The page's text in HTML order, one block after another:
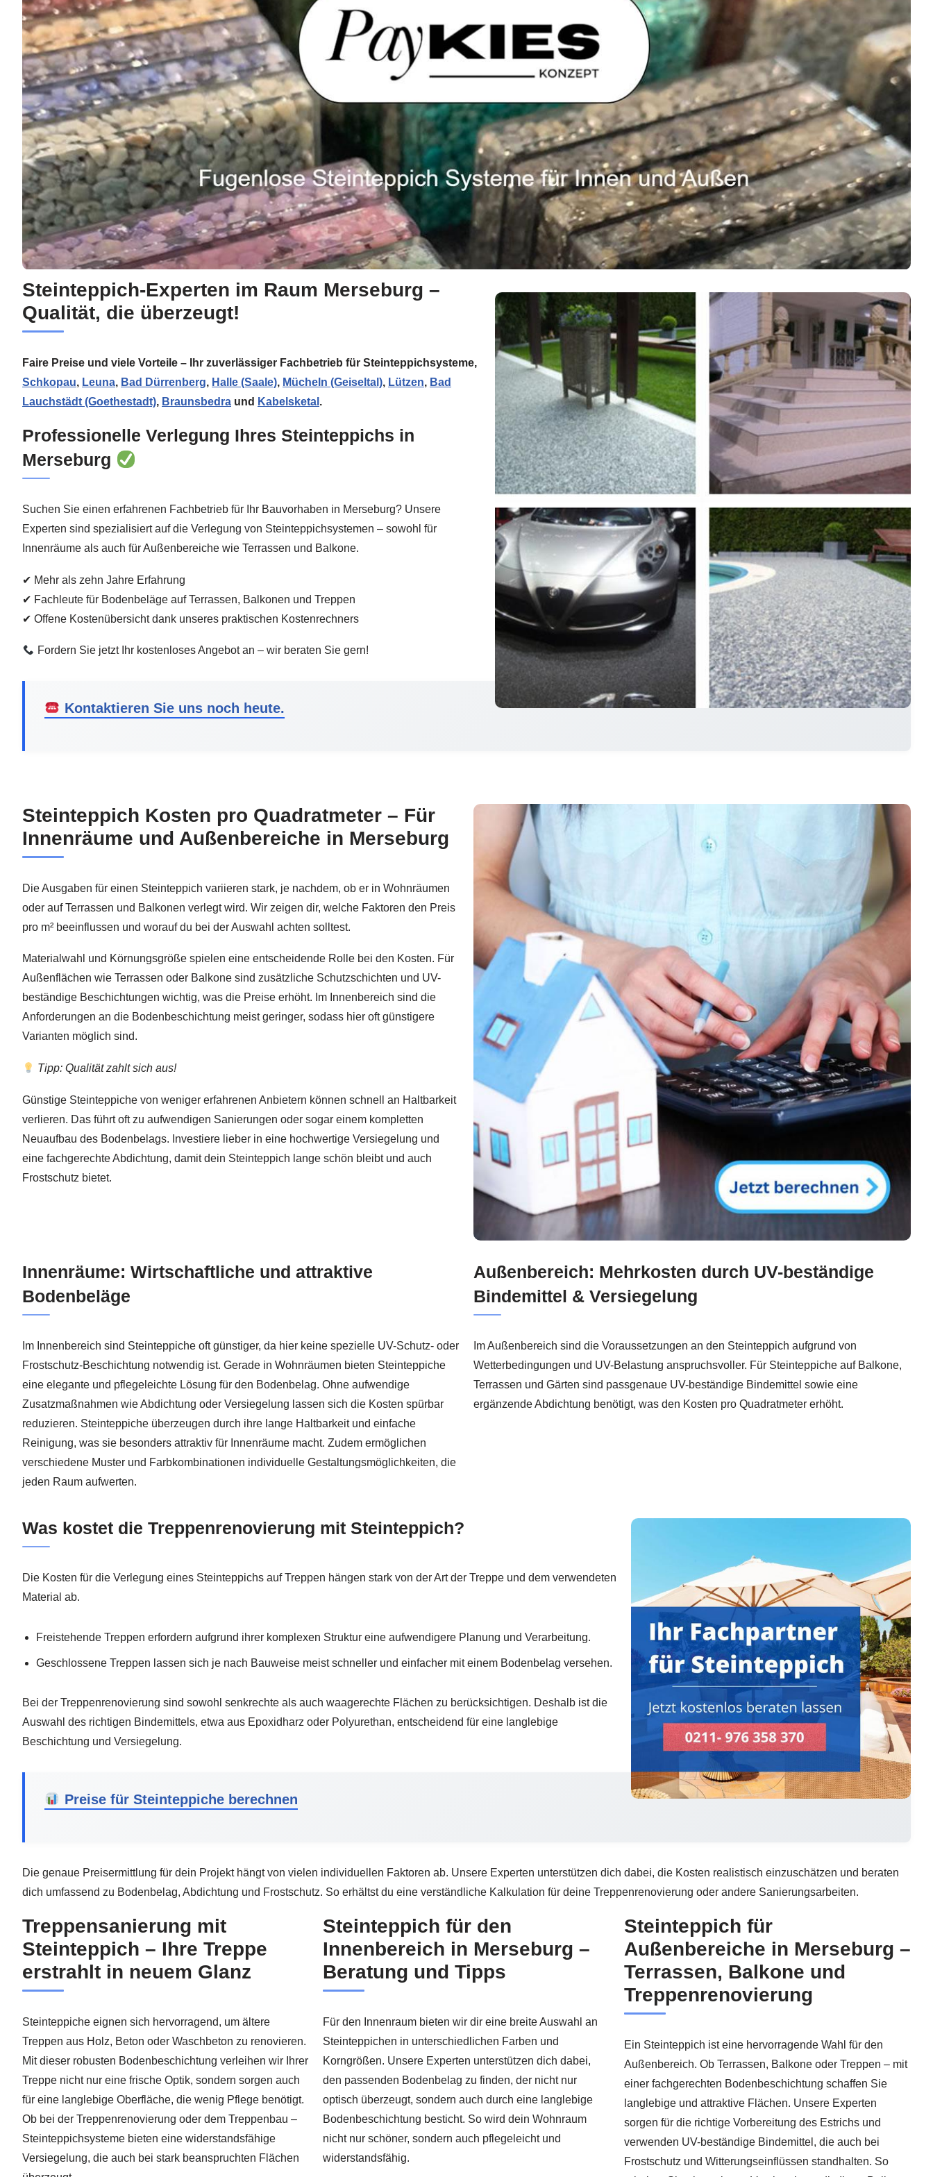
Steinteppich-Experten im Raum Merseburg –
Qualität, die überzeugt!
Faire Preise und viele Vorteile – Ihr zuverlässiger Fachbetrieb für Steinteppichsysteme,
Schkopau, Leuna, Bad Dürrenberg, Halle (Saale), Mücheln (Geiseltal), Lützen, Bad
Lauchstädt (Goethestadt), Braunsbedra und Kabelsketal .
Professionelle Verlegung Ihres Steinteppichs in
Merseburg
Suchen Sie einen erfahrenen Fachbetrieb für Ihr Bauvorhaben in Merseburg? Unsere
Experten sind spezialisiert auf die Verlegung von Steinteppichsystemen – sowohl für
Innenräume als auch für Außenbereiche wie Terrassen und Balkone.
✔ Mehr als zehn Jahre Erfahrung
✔ Fachleute für Bodenbeläge auf Terrassen, Balkonen und Treppen
✔ Offene Kostenübersicht dank unseres praktischen Kostenrechners
Fordern Sie jetzt Ihr kostenloses Angebot an – wir beraten Sie gern!
Kontaktieren Sie uns noch heute.
Steinteppich Kosten pro Quadratmeter – Für
Innenräume und Außenbereiche in Merseburg
Die Ausgaben für einen Steinteppich variieren stark, je nachdem, ob er in Wohnräumen
oder auf Terrassen und Balkonen verlegt wird. Wir zeigen dir, welche Faktoren den Preis
pro m² beeinflussen und worauf du bei der Auswahl achten solltest.
Materialwahl und Körnungsgröße spielen eine entscheidende Rolle bei den Kosten. Für
Außenflächen wie Terrassen oder Balkone sind zusätzliche Schutzschichten und UV-
beständige Beschichtungen wichtig, was die Preise erhöht. Im Innenbereich sind die
Anforderungen an die Bodenbeschichtung meist geringer, sodass hier oft günstigere
Varianten möglich sind.
Tipp: Qualität zahlt sich aus!
Günstige Steinteppiche von weniger erfahrenen Anbietern können schnell an Haltbarkeit
verlieren. Das führt oft zu aufwendigen Sanierungen oder sogar einem kompletten
Neuaufbau des Bodenbelags. Investiere lieber in eine hochwertige Versiegelung und
eine fachgerechte Abdichtung, damit dein Steinteppich lange schön bleibt und auch
Frostschutz bietet.
Innenräume: Wirtschaftliche und attraktive
Bodenbeläge
Im Innenbereich sind Steinteppiche oft günstiger, da hier keine spezielle UV-Schutz- oder
Frostschutz-Beschichtung notwendig ist. Gerade in Wohnräumen bieten Steinteppiche
eine elegante und pflegeleichte Lösung für den Bodenbelag. Ohne aufwendige
Zusatzmaßnahmen wie Abdichtung oder Versiegelung lassen sich die Kosten spürbar
reduzieren. Steinteppiche überzeugen durch ihre lange Haltbarkeit und einfache
Reinigung, was sie besonders attraktiv für Innenräume macht. Zudem ermöglichen
verschiedene Muster und Farbkombinationen individuelle Gestaltungsmöglichkeiten, die
jeden Raum aufwerten.
Außenbereich: Mehrkosten durch UV-beständige
Bindemittel & Versiegelung
Im Außenbereich sind die Voraussetzungen an den Steinteppich aufgrund von
Wetterbedingungen und UV-Belastung anspruchsvoller. Für Steinteppiche auf Balkone,
Terrassen und Gärten sind passgenaue UV-beständige Bindemittel sowie eine
ergänzende Abdichtung benötigt, was den Kosten pro Quadratmeter erhöht.
Was kostet die Treppenrenovierung mit Steinteppich?
Die Kosten für die Verlegung eines Steinteppichs auf Treppen hängen stark von der Art der Treppe und dem verwendeten
Material ab.
Freistehende Treppen erfordern aufgrund ihrer komplexen Struktur eine aufwendigere Planung und Verarbeitung.
Geschlossene Treppen lassen sich je nach Bauweise meist schneller und einfacher mit einem Bodenbelag versehen.
Bei der Treppenrenovierung sind sowohl senkrechte als auch waagerechte Flächen zu berücksichtigen. Deshalb ist die
Auswahl des richtigen Bindemittels, etwa aus Epoxidharz oder Polyurethan, entscheidend für eine langlebige
Beschichtung und Versiegelung.
Preise für Steinteppiche berechnen
Die genaue Preisermittlung für dein Projekt hängt von vielen individuellen Faktoren ab. Unsere Experten unterstützen dich dabei, die Kosten realistisch einzuschätzen und beraten
dich umfassend zu Bodenbelag, Abdichtung und Frostschutz. So erhältst du eine verständliche Kalkulation für deine Treppenrenovierung oder andere Sanierungsarbeiten.
Treppensanierung mit
Steinteppich – Ihre Treppe
erstrahlt in neuem Glanz
Steinteppiche eignen sich hervorragend, um ältere
Treppen aus Holz, Beton oder Waschbeton zu renovieren.
Mit dieser robusten Bodenbeschichtung verleihen wir Ihrer
Treppe nicht nur eine frische Optik, sondern sorgen auch
für eine langlebige Oberfläche, die wenig Pflege benötigt.
Ob bei der Treppenrenovierung oder dem Treppenbau –
Steinteppichsysteme bieten eine widerstandsfähige
Versiegelung, die auch bei stark beanspruchten Flächen
Steinteppich für den
Innenbereich in Merseburg –
Beratung und Tipps
Für den Innenraum bieten wir dir eine breite Auswahl an
Steinteppichen in unterschiedlichen Farben und
Korngrößen. Unsere Experten unterstützen dich dabei,
den passenden Bodenbelag zu finden, der nicht nur
optisch überzeugt, sondern auch durch eine langlebige
Bodenbeschichtung besticht. So wird dein Wohnraum
nicht nur schöner, sondern auch pflegeleicht und
widerstandsfähig.
Steinteppich für
Außenbereiche in Merseburg –
Terrassen, Balkone und
Treppenrenovierung
Ein Steinteppich ist eine hervorragende Wahl für den
Außenbereich. Ob Terrassen, Balkone oder Treppen – mit
einer fachgerechten Bodenbeschichtung schaffen Sie
langlebige und attraktive Flächen. Unsere Experten
sorgen für die richtige Vorbereitung des Estrichs und
verwenden UV-beständige Bindemittel, die auch bei
Frostschutz und Witterungseinflüssen standhalten. So